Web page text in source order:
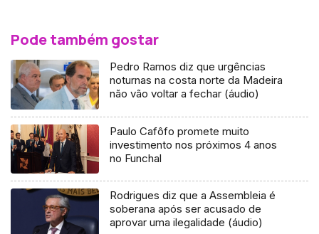
Pode também gostar
Pedro Ramos diz que urgências
noturnas na costa norte da Madeira
não vão voltar a fechar (áudio)
Paulo Cafôfo promete muito
investimento nos próximos 4 anos
no Funchal
Rodrigues diz que a Assembleia é
soberana após ser acusado de
aprovar uma ilegalidade (áudio)